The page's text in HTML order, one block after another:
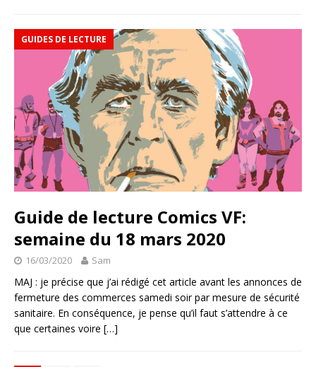
GUIDES DE LECTURE
Guide de lecture Comics VF:
semaine du 18 mars 2020
16/03/2020 Sam
MAJ : je précise que j’ai rédigé cet article avant les annonces de
fermeture des commerces samedi soir par mesure de sécurité
sanitaire. En conséquence, je pense qu’il faut s’attendre à ce
que certaines voire […]